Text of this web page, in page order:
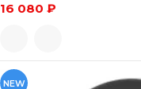
16 080 ₽
NEW